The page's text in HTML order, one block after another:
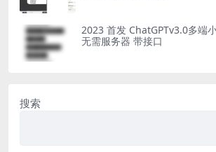
2023 首发 ChatGPTv3.0多端
无需服务器 带接口
搜索